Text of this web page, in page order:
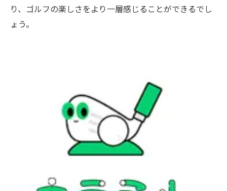
り、ゴルフの楽しさをより一層感じることができるでし
ょう。